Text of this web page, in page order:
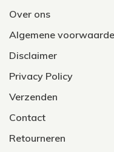
Over ons
Algemene
Disclaimer
Privacy Policy
Verzenden
Contact
Retourneren